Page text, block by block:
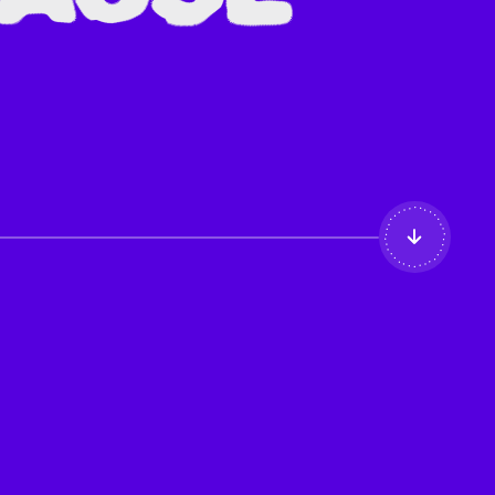
.
.
.... . . . . ..
.
.
.
.
.
.
.
.
.
.
. . . . . ...
.
.
.
. . . . .